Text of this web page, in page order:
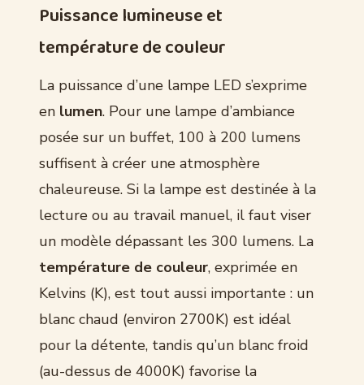
Puissance lumineuse et
température de couleur
La puissance d’une lampe LED s’exprime
en lumen. Pour une lampe d’ambiance
posée sur un buffet, 100 à 200 lumens
suffisent à créer une atmosphère
chaleureuse. Si la lampe est destinée à la
lecture ou au travail manuel, il faut viser
un modèle dépassant les 300 lumens. La
température de couleur, exprimée en
Kelvins (K), est tout aussi importante : un
blanc chaud (environ 2700K) est idéal
pour la détente, tandis qu’un blanc froid
(au-dessus de 4000K) favorise la